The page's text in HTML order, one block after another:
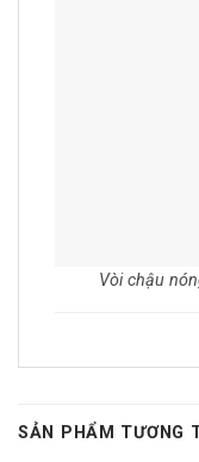
Vòi chậu
SẢN PHẨM TƯƠNG